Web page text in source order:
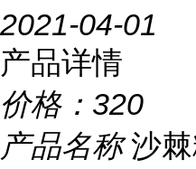
2021-04-01
产品详情
价格： 320
产品名称沙棘